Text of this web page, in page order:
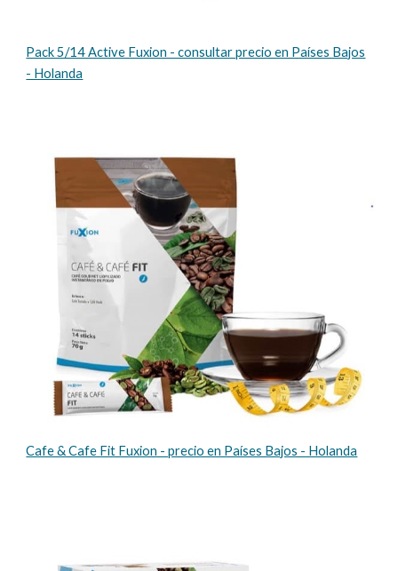
Pack 5/14 Active Fuxion - consultar precio en Países Bajos
- Holanda
Cafe & Cafe Fit Fuxion - precio en Países Bajos - Holanda